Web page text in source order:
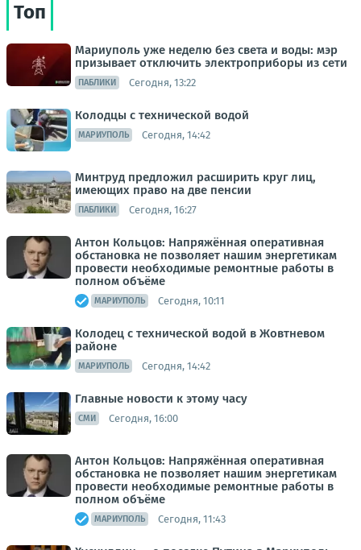
Топ
Мариуполь уже неделю без света и воды: мэр
призывает отключить электроприборы из сети
ПАБЛИКИ Сегодня, 13:22
Колодцы с технической водой
МАРИУПОЛЬ Сегодня, 14:42
Минтруд предложил расширить круг лиц,
имеющих право на две пенсии
ПАБЛИКИ Сегодня, 16:27
Антон Кольцов: Напряжённая оперативная
обстановка не позволяет нашим энергетикам
провести необходимые ремонтные работы в
полном объёме
МАРИУПОЛЬ Сегодня, 10:11
Колодец с технической водой в Жовтневом
районе
МАРИУПОЛЬ Сегодня, 14:42
Главные новости к этому часу
СМИ Сегодня, 16:00
Антон Кольцов: Напряжённая оперативная
обстановка не позволяет нашим энергетикам
провести необходимые ремонтные работы в
полном объёме
МАРИУПОЛЬ Сегодня, 11:43